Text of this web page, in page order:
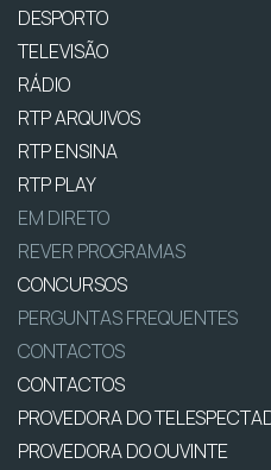
DESPORTO
TELEVISÃO
RÁDIO
RTP ARQUIVOS
RTP ENSINA
RTP PLAY
EM DIRETO
REVER PROGRAMAS
CONCURSOS
PERGUNTAS FREQUENTES
CONTACTOS
CONTACTOS
PROVEDORA DO
PROVEDORA DO OUVINTE